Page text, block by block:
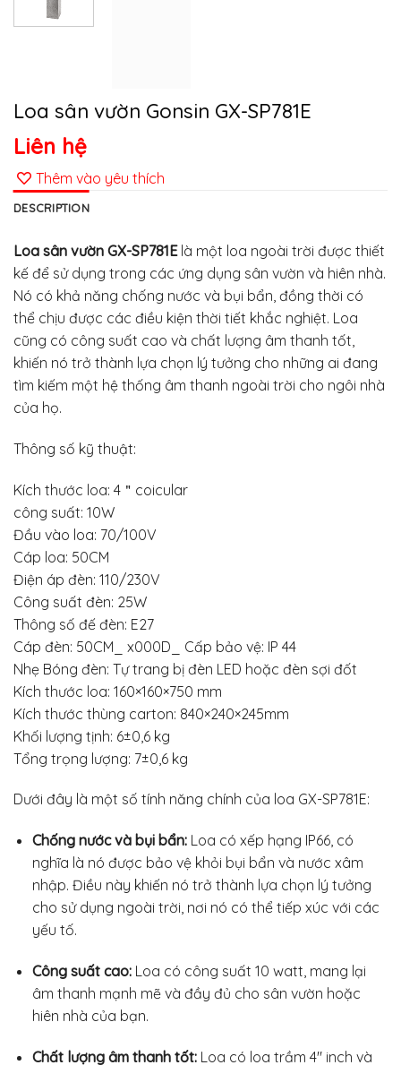
Loa sân vườn Gonsin GX-SP781E
Liên hệ
Thêm vào yêu thích
DESCRIPTION
Loa sân vườn GX-SP781Elà một loa ngoài trời được thiết
kế để sử dụng trong các ứng dụng sân vườn và hiên nhà.
Nó có khả năng chống nước và bụi bẩn, đồng thời có
thể chịu được các điều kiện thời tiết khắc nghiệt. Loa
cũng có công suất cao và chất lượng âm thanh tốt,
khiến nó trở thành lựa chọn lý tưởng cho những ai đang
tìm kiếm một hệ thống âm thanh ngoài trời cho ngôi nhà
của họ.
Thông số kỹ thuật:
Kích thước loa: 4＂coicular
công suất: 10W
Đầu vào loa: 70/100V
Cáp loa: 50CM
Điện áp đèn: 110/230V
Công suất đèn: 25W
Thông số đế đèn: E27
Cáp đèn: 50CM_ x000D_ Cấp bảo vệ: IP 44
Nhẹ Bóng đèn: Tự trang bị đèn LED hoặc đèn sợi đốt
Kích thước loa: 160×160×750 mm
Kích thước thùng carton: 840×240×245mm
Khối lượng tịnh: 6±0,6 kg
Tổng trọng lượng: 7±0,6 kg
Dưới đây là một số tính năng chính của loa GX-SP781E:
Chống nước và bụi bẩn:Loa có xếp hạng IP66, có
nghĩa là nó được bảo vệ khỏi bụi bẩn và nước xâm
nhập. Điều này khiến nó trở thành lựa chọn lý tưởng
cho sử dụng ngoài trời, nơi nó có thể tiếp xúc với các
yếu tố.
Công suất cao:Loa có công suất 10 watt, mang lại
âm thanh mạnh mẽ và đầy đủ cho sân vườn hoặc
hiên nhà của bạn.
Chất lượng âm thanh tốt:Loa có loa trầm 4″ inch và